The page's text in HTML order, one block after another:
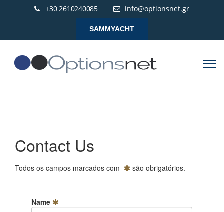
+30 2610240085 info@optionsnet.gr
SAMMYACHT
Contact Us
Todos os campos marcados com são obrigatórios.
Name